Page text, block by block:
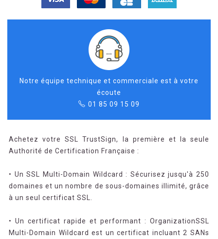
Notre équipe technique et commerciale est à votre
écoute
01 85 09 15 09
Achetez votre SSL TrustSign, la première et la seule
Authorité de Certification Française :
• Un SSL Multi-Domain Wildcard : Sécurisez jusqu'à 250
domaines et un nombre de sous-domaines illimité, grâce
à un seul certificat SSL.
• Un certificat rapide et performant : OrganizationSSL
Multi-Domain Wildcard est un certificat incluant 2 SANs